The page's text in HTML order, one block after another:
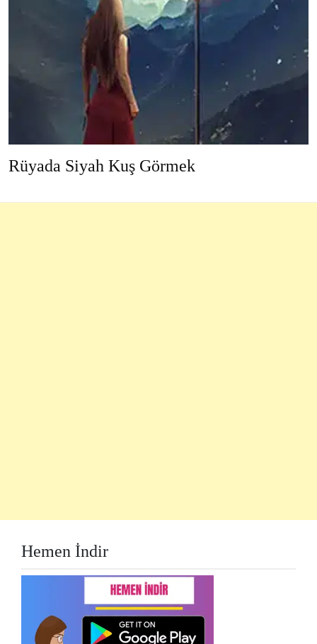
Rüyada Siyah Kuş Görmek
Hemen İndir